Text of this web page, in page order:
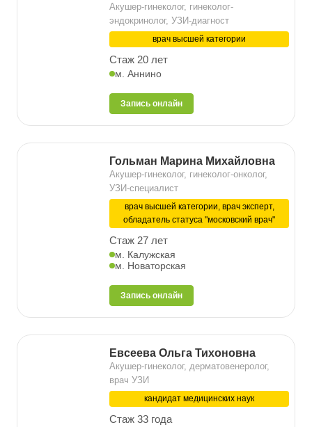
Акушер-гинеколог, гинеколог-
эндокринолог, УЗИ-диагност
врач высшей категории
Стаж 20 лет
м. Аннино
Запись онлайн
Гольман Марина Михайловна
Акушер-гинеколог, гинеколог-онколог,
УЗИ-специалист
врач высшей категории, врач эксперт,
обладатель статуса "московский врач"
Стаж 27 лет
м. Калужская
м. Новаторская
Запись онлайн
Евсеева Ольга Тихоновна
Акушер-гинеколог, дерматовенеролог,
врач УЗИ
кандидат медицинских наук
Стаж 33 года